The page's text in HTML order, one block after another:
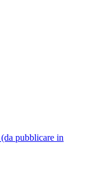
pubblicare in